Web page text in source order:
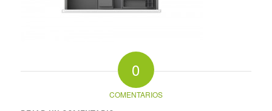
0
COMENTARIOS